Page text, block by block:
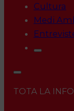
Cultura
Medi
TOTA LA